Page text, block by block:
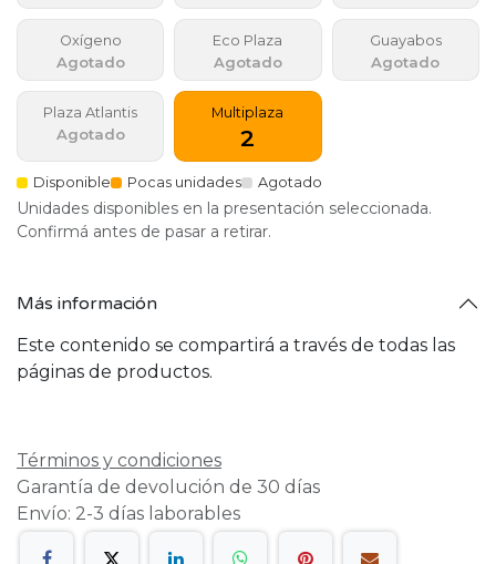
Oxígeno
Agotado
Eco Plaza
Agotado
Guayabos
Agotado
Plaza Atlantis
Agotado
Multiplaza
2
Disponible Pocas unidades Agotado
Unidades disponibles en la presentación seleccionada.
Confirmá antes de pasar a retirar.
Más información
Este contenido se compartirá a través de todas las
páginas de productos.
Términos y condiciones
Garantía de devolución de 30 días
Envío: 2-3 días laborables